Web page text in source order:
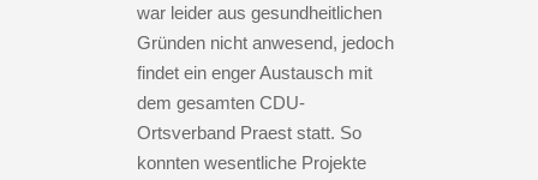
war leider aus gesundheitlichen
Gründen nicht anwesend, jedoch
findet ein enger Austausch mit
dem gesamten CDU-
Ortsverband Praest statt. So
konnten wesentliche Projekte